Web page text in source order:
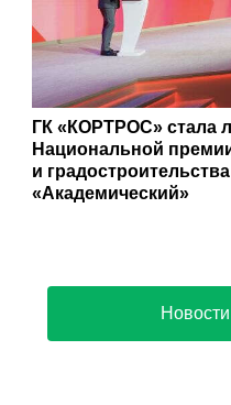
ГК «КОРТРОС» стала
Национальной
и
«Академический»